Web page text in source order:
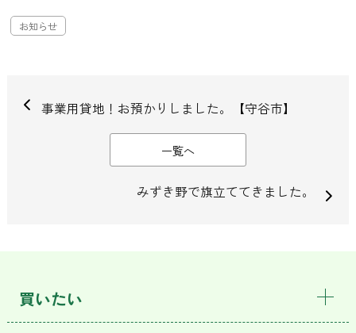
お知らせ
事業用貸地！お預かりしました。【守谷市】
一覧へ
みずき野で旗立ててきました。
買いたい